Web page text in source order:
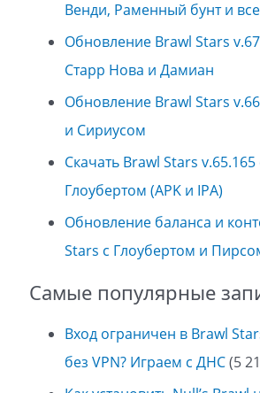
Венди, Раменный бунт и
Обновление Brawl Stars
Старр Нова и Дамиан
Обновление Brawl Stars
и Сириусом
Скачать Brawl Stars
Глоубертом (APK и IPA)
Обновление баланса и
Stars с Глоубертом и
Самые популярные
Вход ограничен в Brawl
без VPN? Играем с ДНС(5